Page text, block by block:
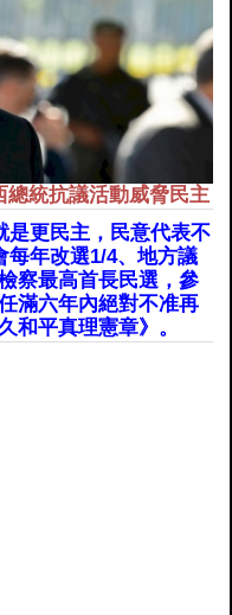
總統抗議活動威脅民主
是更民主，民意代表不
每年改選1/4、地方議
察最高首長民選，參
滿六年內絕對不准再
和平真理憲章》。